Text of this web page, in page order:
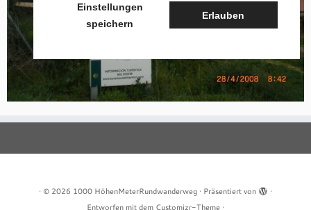
· © 2026 1000 HöhenMeterRundwanderweg · Präsentiert von
·
Entworfen mit dem Customizr-Theme ·
Einstellungen
speichern
Erlauben